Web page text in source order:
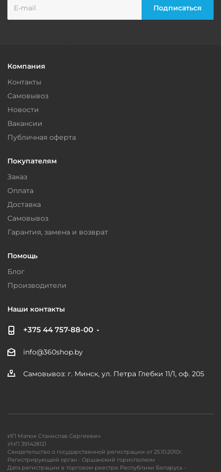
Компания
Контакты
Самовывоз
Новости
Вакансии
Публичная оферта
Покупателям
Заказ
Оплата
Доставка
Самовывоз
Гарантия, замена и возврат
Помощь
Блог
Производители
Наши контакты
+375 44 757-88-00
info@360shop.by
Самовывоз: г. Минск, ул. Петра Глебки 11/1, оф. 205
ИП Матюк Станислав Сергеевич
УНП 391428121
Свидетельство о государственной регистрации от 25.10.2010г.
Регистрирующий орган - Оршанский горисполком
Дата регистрации в торговом реестре Республики Беларусь -